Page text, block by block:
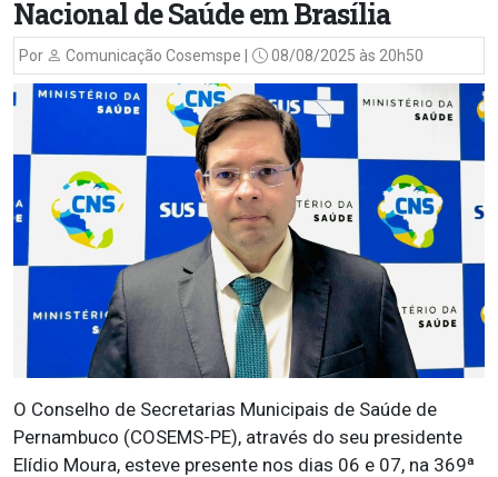
Nacional de Saúde em Brasília
Por Comunicação Cosemspe | 08/08/2025 às 20h50
O Conselho de Secretarias Municipais de Saúde de
Pernambuco (COSEMS-PE), através do seu presidente
Elídio Moura, esteve presente nos dias 06 e 07, na 369ª